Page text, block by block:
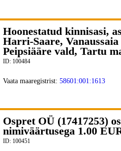
Hoonestatud kinnisasi,
Harri-Saare,
Peipsiääre vald, Tartu
ID: 100484
Vaata maaregistrist: 58601:001:1613
Ospret OÜ (17417253)
nimiväärtusega 1.00
ID: 100451